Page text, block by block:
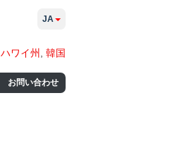
ハワイ州 韓国
お問い合わせ
JA